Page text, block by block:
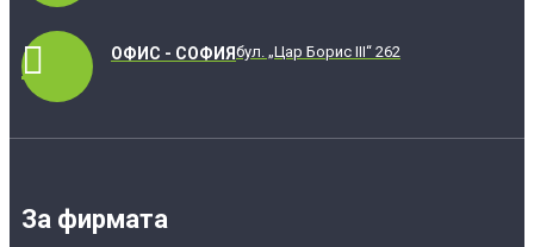
ОФИС - СОФИЯ бул. „Цар Борис III“ 262
За фирмата